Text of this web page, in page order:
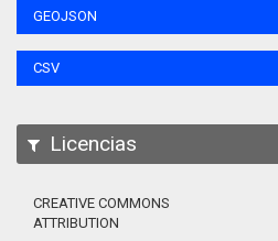
GEOJSON
CSV
Licencias
CREATIVE COMMONS
ATTRIBUTION